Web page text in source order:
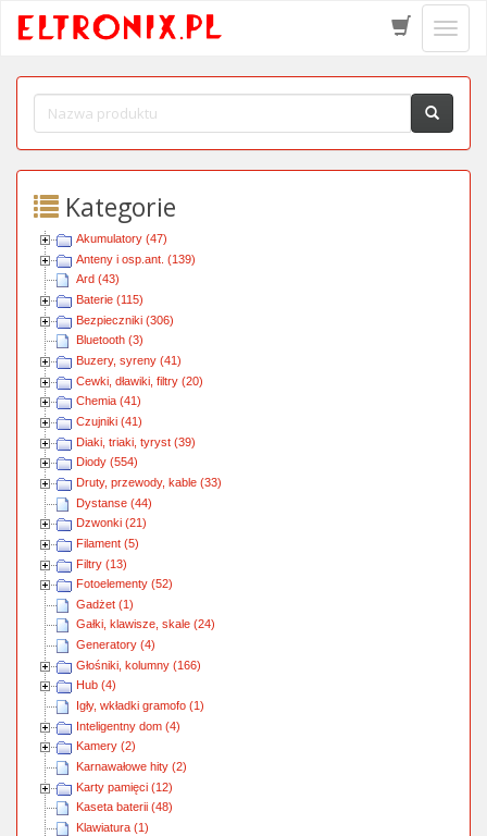
menu
Kategorie
Akumulatory (47)
Anteny i osp.ant. (139)
Ard (43)
Baterie (115)
Bezpieczniki (306)
Bluetooth (3)
Buzery, syreny (41)
Cewki, dławiki, filtry (20)
Chemia (41)
Czujniki (41)
Diaki, triaki, tyryst (39)
Diody (554)
Druty, przewody, kable (33)
Dystanse (44)
Dzwonki (21)
Filament (5)
Filtry (13)
Fotoelementy (52)
Gadżet (1)
Gałki, klawisze, skale (24)
Generatory (4)
Głośniki, kolumny (166)
Hub (4)
Igły, wkładki gramofo (1)
Inteligentny dom (4)
Kamery (2)
Karnawałowe hity (2)
Karty pamięci (12)
Kaseta baterii (48)
Klawiatura (1)